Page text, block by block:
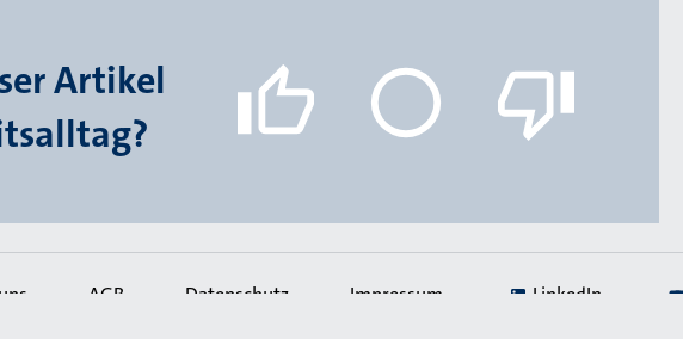
Artikel
AGB Datenschutz Impressum LinkedIn